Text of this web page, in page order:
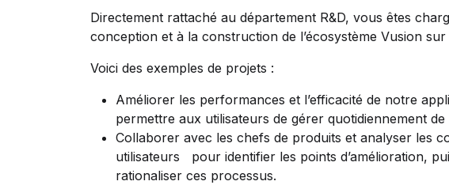
Directement rattaché au département R&D, vous êtes
conception et à la construction de l’écosystème Vusion
Voici des exemples de projets :
Améliorer les performances et l’efficacité de notre
permettre aux utilisateurs de gérer quotidiennement
Collaborer avec les chefs de produits et analyser les
utilisateurs pour identifier les points d’amélioration,
rationaliser ces processus.